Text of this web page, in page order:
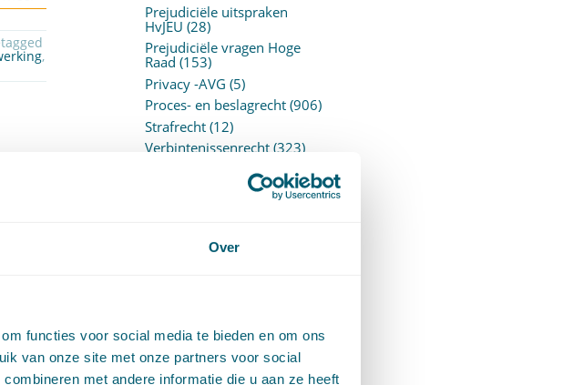
Over
functies voor social media te bieden en om ons
van onze site met onze partners voor social
met andere informatie die u aan ze heeft
,
na
Prejudiciële uitspraken
HvJEU (28)
Prejudiciële vragen Hoge
Raad (153)
Privacy -AVG (5)
Proces- en beslagrecht(906)
Strafrecht(12)
Verbintenissenrecht(323)
Vermogensrecht algemeen
Wetgeving
ARCHIEF